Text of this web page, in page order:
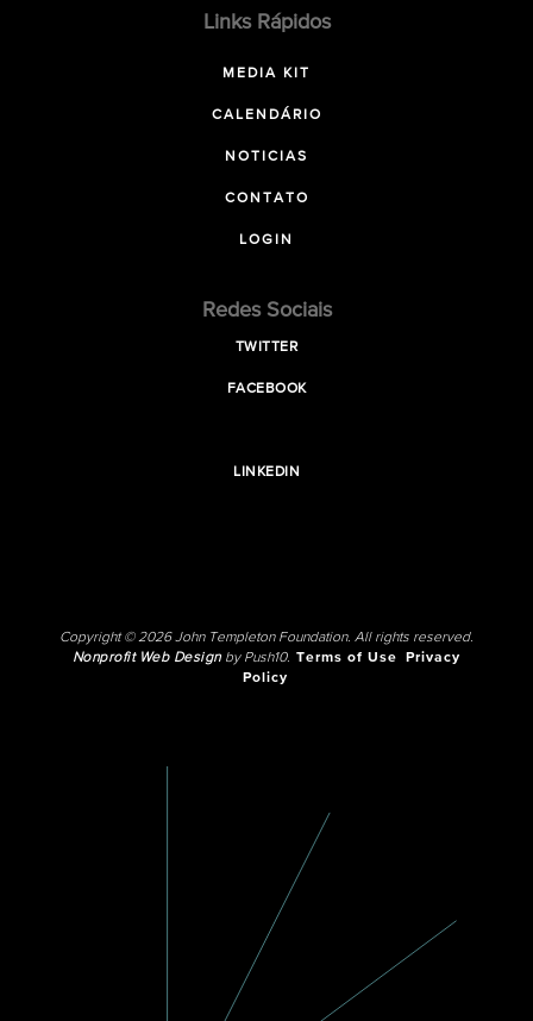
Links Rápidos
MEDIA KIT
CALENDÁRIO
NOTICIAS
CONTATO
LOGIN
Redes Sociais
TWITTER
FACEBOOK
LINKEDIN
Copyright © 2026 John Templeton Foundation. All rights reserved.
Nonprofit Web Designby Push10. Terms of Use
Privacy
Policy